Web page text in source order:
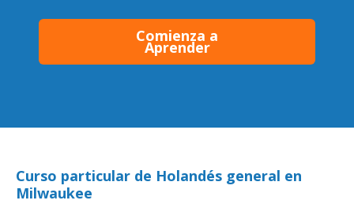
Comienza a
Aprender
Curso particular de Holandés general en
Milwaukee